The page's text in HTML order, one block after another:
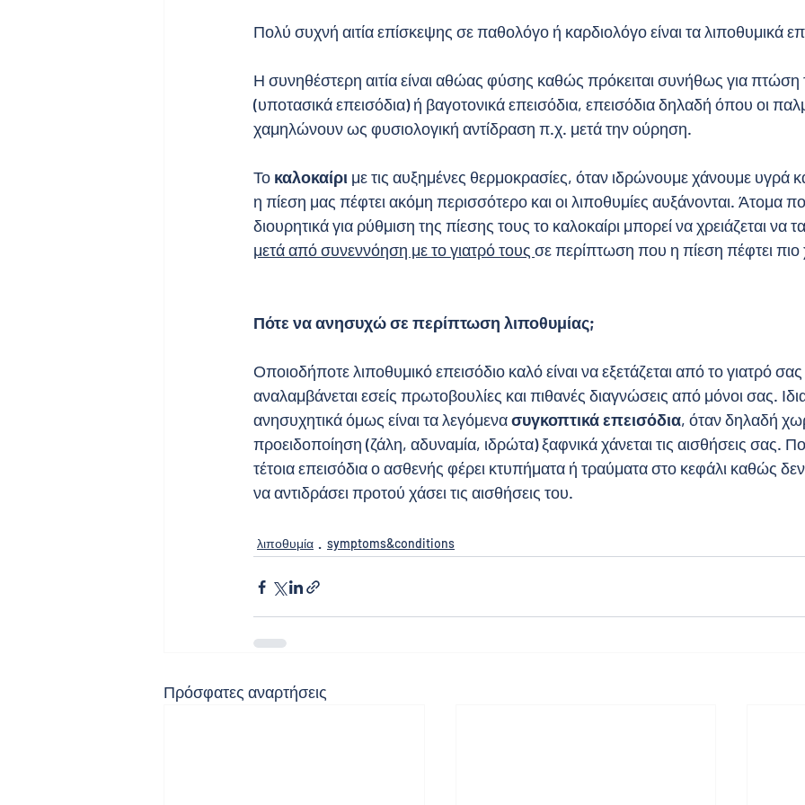
Πολύ συχνή αιτία επίσκεψης σε παθολόγο ή καρδιολόγο είναι τα λιποθυμικά
Η συνηθέστερη αιτία είναι αθώας φύσης καθώς πρόκειται συνήθως για πτώση
(υποτασικά επεισόδια) ή βαγοτονικά επεισόδια, επεισόδια δηλαδή όπου οι
χαμηλώνουν ως φυσιολογική αντίδραση π.χ. μετά την ούρηση.
Το καλοκαίρι με τις αυξημένες θερμοκρασίες, όταν ιδρώνουμε χάνουμε υγρά
η πίεση μας πέφτει ακόμη περισσότερο και οι λιποθυμίες αυξάνονται. Άτομα
διουρητικά για ρύθμιση της πίεσης τους το καλοκαίρι μπορεί να χρειάζεται να
μετά από συνεννόηση με το γιατρό τους σε περίπτωση που η πίεση πέφτει
Πότε να ανησυχώ σε περίπτωση λιποθυμίας;
Οποιοδήποτε λιποθυμικό επεισόδιο καλό είναι να εξετάζεται από το γιατρό
αναλαμβάνεται εσείς πρωτοβουλίες και πιθανές διαγνώσεις από μόνοι σας.
ανησυχητικά όμως είναι τα λεγόμενα συγκοπτικά επεισόδια, όταν δηλαδή
προειδοποίηση (ζάλη, αδυναμία, ιδρώτα) ξαφνικά χάνεται τις αισθήσεις σας.
τέτοια επεισόδια ο ασθενής φέρει κτυπήματα ή τραύματα στο κεφάλι καθώς
να αντιδράσει προτού χάσει τις αισθήσεις του.
λιποθυμία symptoms&conditions
Πρόσφατες αναρτήσεις